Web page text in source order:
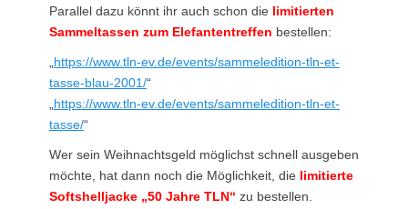
Parallel dazu könnt ihr auch schon die limitierten
Sammeltassen zum Elefantentreffen bestellen:
https://www.tln-ev.de/events/sammeledition-tln-et-
tasse-blau-2001/“
https://www.tln-ev.de/events/sammeledition-tln-et-
tasse/“
Wer sein Weihnachtsgeld möglichst schnell ausgeben
möchte, hat dann noch die Möglichkeit, die limitierte
Softshelljacke „50 Jahre TLN“ zu bestellen.